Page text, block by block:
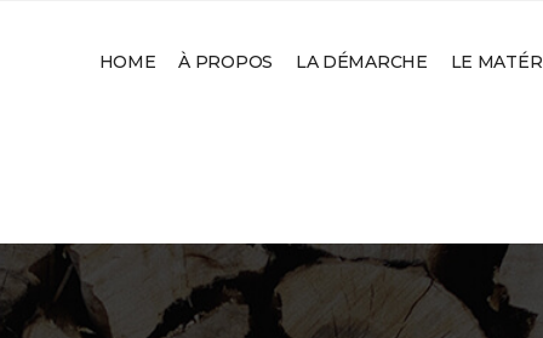
HOME À PROPOS LA DÉMARCHE LE